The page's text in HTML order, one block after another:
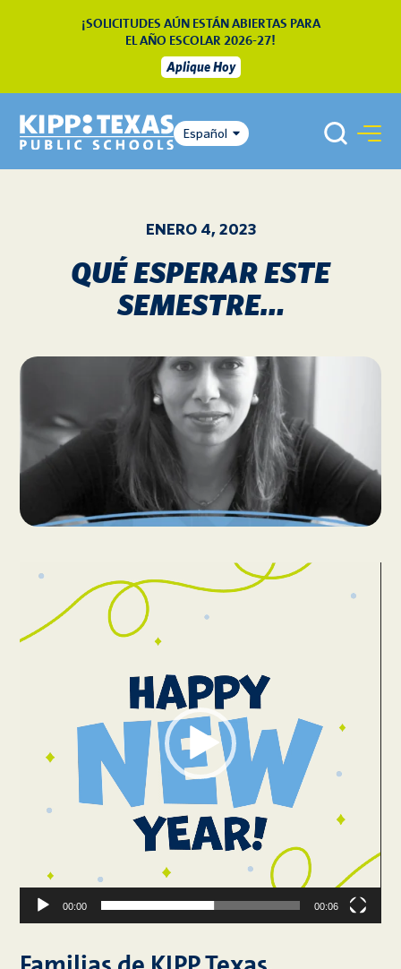
¡SOLICITUDES AÚN ESTÁN ABIERTAS PARA
EL AÑO ESCOLAR 2026-27!
Aplique Hoy
Español
ENERO 4, 2023
QUÉ ESPERAR ESTE
SEMESTRE…
Reproductor
vídeo
00:00 00:06